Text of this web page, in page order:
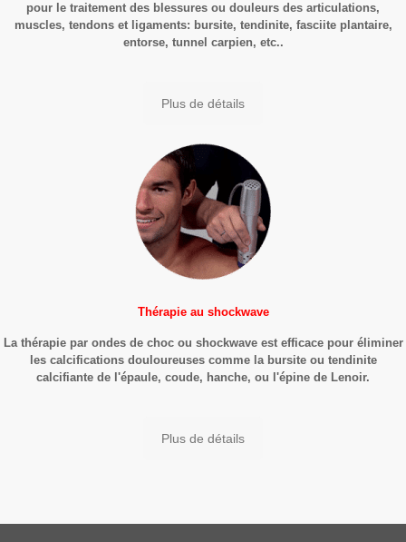
pour le traitement des blessures ou douleurs des articulations,
muscles, tendons et ligaments: bursite, tendinite, fasciite plantaire,
entorse, tunnel carpien, etc..
Plus de détails
Thérapie au shockwave
La thérapie par ondes de choc ou shockwave est efficace pour éliminer
les calcifications douloureuses comme la bursite ou tendinite
calcifiante de l'épaule, coude, hanche, ou l'épine de Lenoir.
Plus de détails